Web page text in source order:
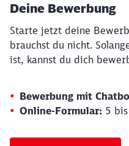
Deine Bewerbung
Starte jetzt deine
brauchst du nicht.
ist, kannst du dich
Bewerbung mit
Online-Formular: 5